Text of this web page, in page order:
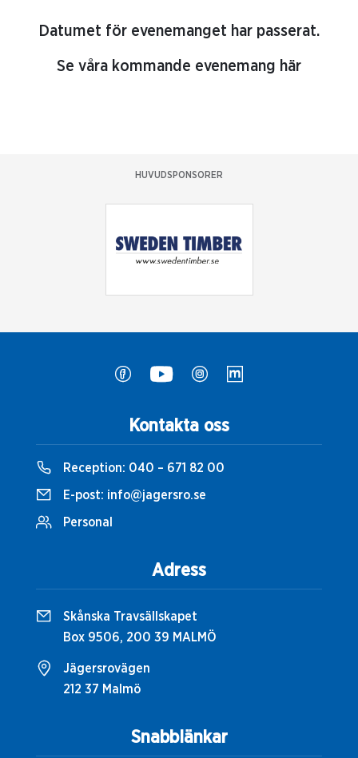
Datumet för evenemanget har passerat.
Se våra kommande evenemang här
HUVUDSPONSORER
Snabblänkar
Kontakta oss
Reception: 040 – 671 82 00
E-post: info@jagersro.se
Personal
Adress
Skånska Travsällskapet
Box 9506, 200 39 MALMÖ
Jägersrovägen
212 37 Malmö